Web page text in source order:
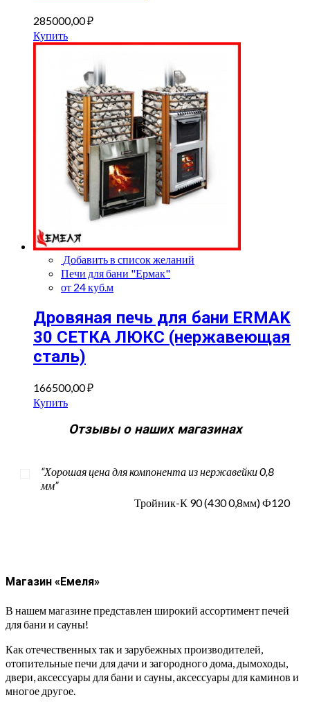
285000,00₽
Купить
Добавить в список желаний
Печи для бани "Ермак"
от 24 куб.м
Дровяная печь для бани ERMAK
30 СЕТКА ЛЮКС (нержавеющая
сталь)
166500,00₽
Купить
Отзывы о наших магазинах
“Хорошая цена для компонента из нержавейки 0,8
мм”
Тройник-К 90 (430 0,8мм) Ф120
Магазин «Емеля»
В нашем магазине представлен широкий ассортимент печей
для бани и сауны!
Как отечественных так и зарубежных производителей,
отопительные печи для дачи и загородного дома, дымоходы,
двери, аксессуары для бани и сауны, аксессуары для каминов и
многое другое.